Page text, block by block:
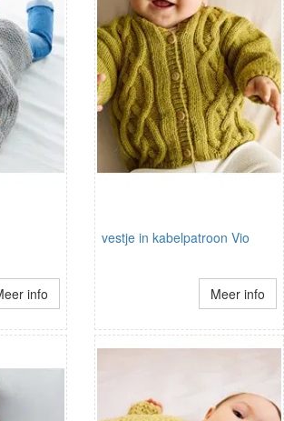
info
vestje in kabelpatroon Vio
Meer info